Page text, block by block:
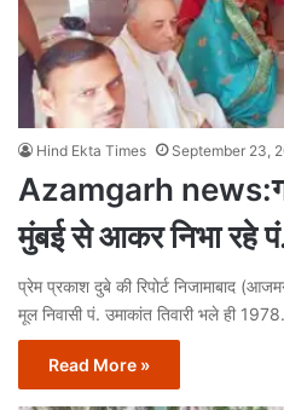
Hind Ekta Times September 23,
Azamgarh
मुंबई से आकर निभा रहे पं.
प्रेम प्रकाश दुबे की रिपोर्ट निजामाबाद
मूल निवासी पं. उमाकांत तिवारी भले ही
Read More »